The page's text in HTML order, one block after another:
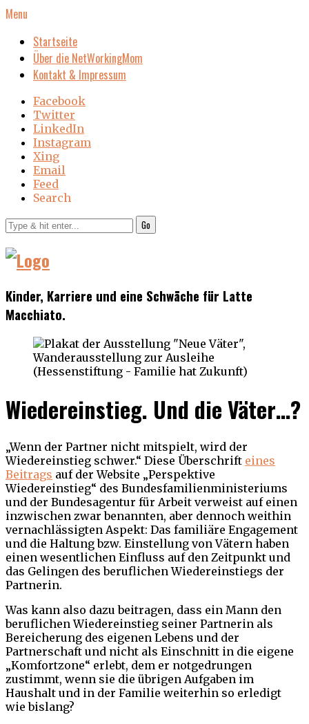
Menu
Startseite
Über die NetWorkingMom
Kontakt & Impressum
Facebook
Twitter
LinkedIn
Instagram
Xing
Email
Feed
Search
Go
Kinder, Karriere und eine Schwäche für Latte
Macchiato.
Wiedereinstieg. Und die Väter…?
„Wenn der Partner nicht mitspielt, wird der
Wiedereinstieg schwer.“ Diese Überschrift eines
Beitrags auf der Website „Perspektive
Wiedereinstieg“ des Bundesfamilienministeriums
und der Bundesagentur für Arbeit verweist auf einen
inzwischen zwar benannten, aber dennoch weithin
vernachlässigten Aspekt: Das familiäre Engagement
und die Haltung bzw. Einstellung von Vätern haben
einen wesentlichen Einfluss auf den Zeitpunkt und
das Gelingen des beruflichen Wiedereinstiegs der
Partnerin.
Was kann also dazu beitragen, dass ein Mann den
beruflichen Wiedereinstieg seiner Partnerin als
Bereicherung des eigenen Lebens und der
Partnerschaft und nicht als Einschnitt in die eigene
„Komfortzone“ erlebt, dem er notgedrungen
zustimmt, wenn sie die übrigen Aufgaben im
Haushalt und in der Familie weiterhin so erledigt
wie bislang?